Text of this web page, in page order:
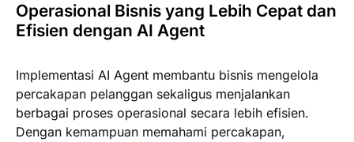
Operasional Bisnis yang Lebih Cepat dan
Efisien dengan AI Agent
Implementasi AI Agent membantu bisnis mengelola
percakapan pelanggan sekaligus menjalankan
berbagai proses operasional secara lebih efisien.
Dengan kemampuan memahami percakapan,